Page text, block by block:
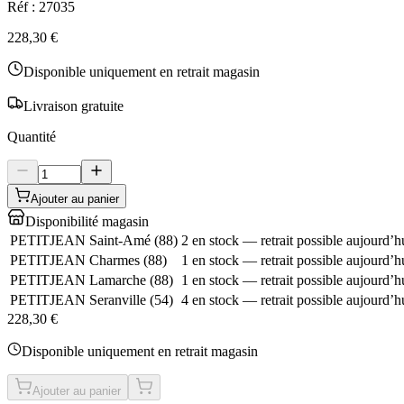
Réf : 27035
228,30 €
Disponible uniquement en retrait magasin
Livraison gratuite
Quantité
Ajouter au panier
Disponibilité magasin
PETITJEAN Saint-Amé (88) 2 en stock — retrait possible
PETITJEAN Charmes (88)
1 en stock — retrait possible
PETITJEAN Lamarche (88) 1 en stock — retrait possible
PETITJEAN Seranville (54) 4 en stock — retrait possible
228,30 €
Disponible uniquement en retrait magasin
Ajouter au panier